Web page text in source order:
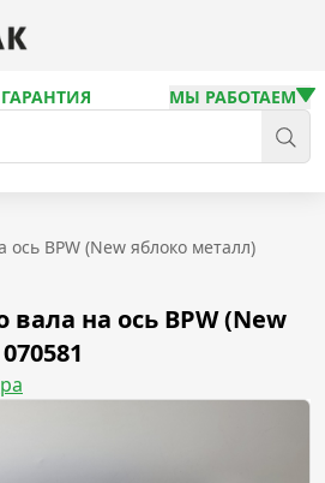
ГАРАНТИЯ МЫ РАБОТАЕМ
BPW (New яблоко металл)
на ось BPW (New